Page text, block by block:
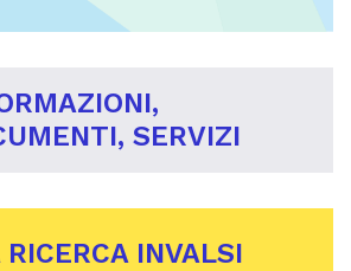
SERVIZI
RICERCA INVALSI